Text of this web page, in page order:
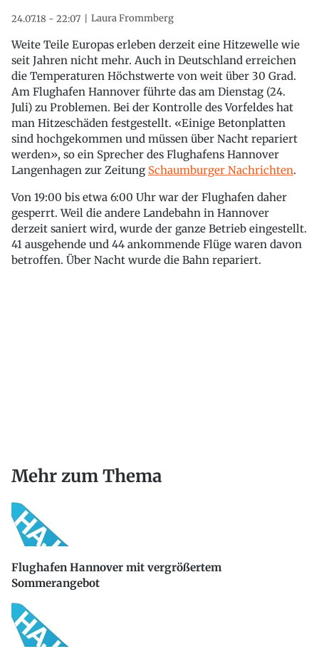
24.07.18 - 22:07 Laura Frommberg
Weite Teile Europas erleben derzeit eine Hitzewelle wie
seit Jahren nicht mehr. Auch in Deutschland erreichen
die Temperaturen Höchstwerte von weit über 30 Grad.
Am Flughafen Hannover führte das am Dienstag (24.
Juli) zu Problemen. Bei der Kontrolle des Vorfeldes hat
man Hitzeschäden festgestellt. «Einige Betonplatten
sind hochgekommen und müssen über Nacht repariert
werden», so ein Sprecher des Flughafens Hannover
Langenhagen zur Zeitung Schaumburger Nachrichten.
Von 19:00 bis etwa 6:00 Uhr war der Flughafen daher
gesperrt. Weil die andere Landebahn in Hannover
derzeit saniert wird, wurde der ganze Betrieb eingestellt.
41 ausgehende und 44 ankommende Flüge waren davon
betroffen. Über Nacht wurde die Bahn repariert.
Mehr zum Thema
Flughafen Hannover mit vergrößertem
Sommerangebot